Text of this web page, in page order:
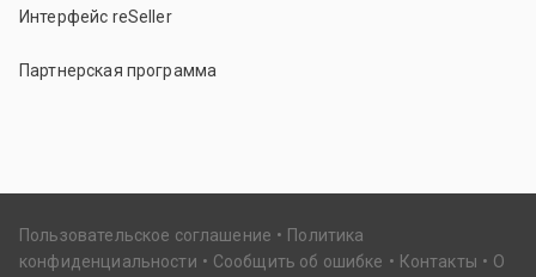
Интерфейс reSeller
Партнерская программа
Пользовательское соглашение
Политика
конфиденциальности
Сообщить об ошибке Контакты О